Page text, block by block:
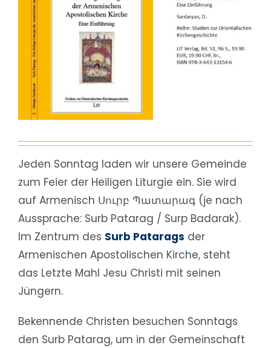
Jeden Sonntag laden wir unsere Gemeinde
zum Feier der Heiligen Liturgie ein. Sie wird
auf Armenisch Սուրբ Պատարագ (je nach
Aussprache: Surb Patarag / Surp Badarak).
Im Zentrum des Surb Patarags der
Armenischen Apostolischen Kirche, steht
das Letzte Mahl Jesu Christi mit seinen
Jüngern.
Bekennende Christen besuchen Sonntags
den Surb Patarag, um in der Gemeinschaft